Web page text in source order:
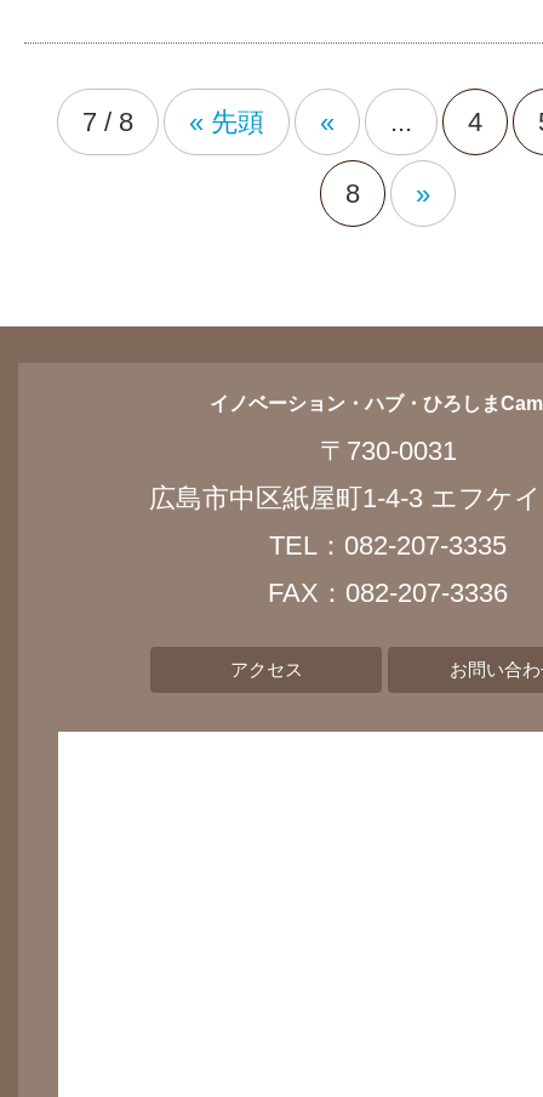
7 / 8 « 先頭 « ... 4
8 »
イノベーション・ハブ・ひろしま
〒730-0031
広島市中区紙屋町1-4-3 エフケ
TEL：082-207-3335
FAX：082-207-3336
アクセス お問い合